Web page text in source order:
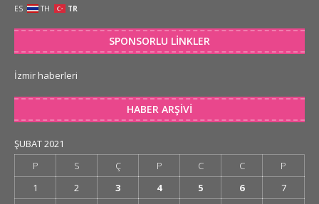
ES
TH TR
SPONSORLU LINKLER
İzmir haberleri
HABER ARŞIVI
ŞUBAT 2021
P
S Ç P C C
P
1
2 3 4 5 6
7